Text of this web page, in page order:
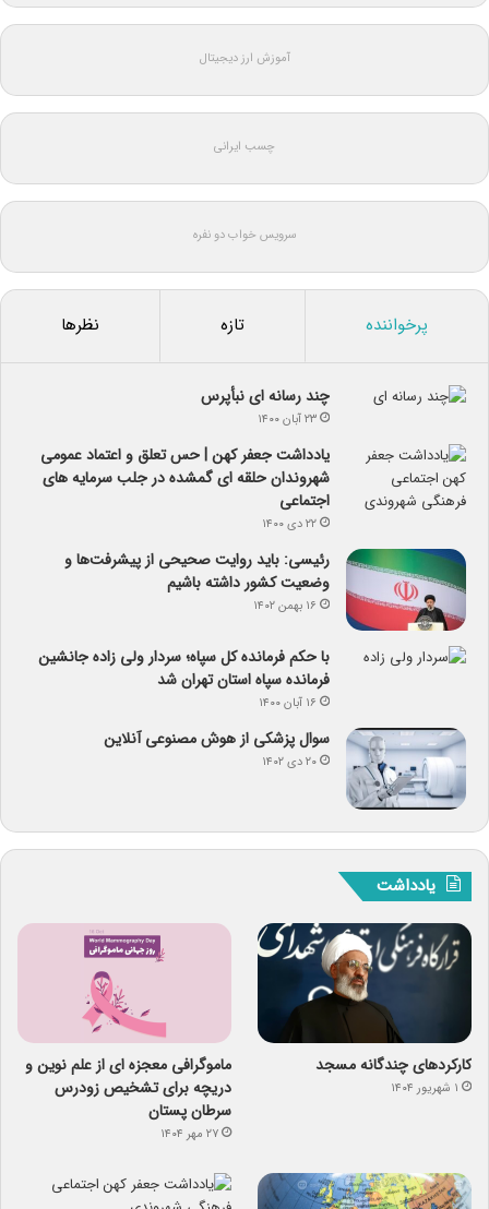
آموزش ارز دیجیتال
چسب ایرانی
سرویس خواب دو نفره
پرخواننده تازه نظرها
چند رسانه ای نبأپرس
۲۳ آبان ۱۴۰۰
یادداشت جعفر کهن | حس تعلق و اعتماد عمومی
شهروندان حلقه ای گمشده در جلب سرمایه های
اجتماعی
۲۲ دی ۱۴۰۰
رئیسی: باید روایت صحیحی از پیشرفت‌ها و
وضعیت کشور داشته باشیم
۱۶ بهمن ۱۴۰۲
با حکم فرمانده کل سپاه؛ سردار ولی زاده جانشین
فرمانده سپاه استان تهران شد
۱۶ آبان ۱۴۰۰
سوال پزشکی از هوش مصنوعی آنلاین
۲۰ دی ۱۴۰۲
یادداشت
کارکردهای چندگانه مسجد
۱ شهریور ۱۴۰۴
ماموگرافی معجزه ای از علم نوین و
دریچه برای تشخیص زودرس
سرطان پستان
۲۷ مهر ۱۴۰۴